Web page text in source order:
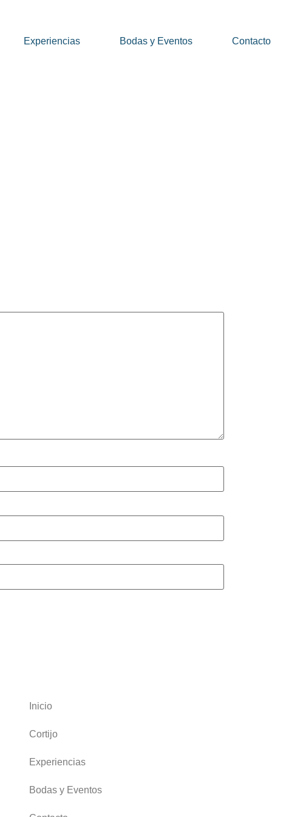
Experiencias Bodas y Eventos Contacto
Inicio
Cortijo
Experiencias
Bodas y Eventos